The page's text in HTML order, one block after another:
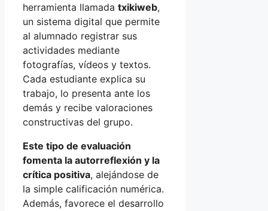
herramienta llamada txikiweb,
un sistema digital que permite
al alumnado registrar sus
actividades mediante
fotografías, vídeos y textos.
Cada estudiante explica su
trabajo, lo presenta ante los
demás y recibe valoraciones
constructivas del grupo.
Este tipo de evaluación
fomenta la autorreflexión y la
crítica positiva, alejándose de
la simple calificación numérica.
Además, favorece el desarrollo